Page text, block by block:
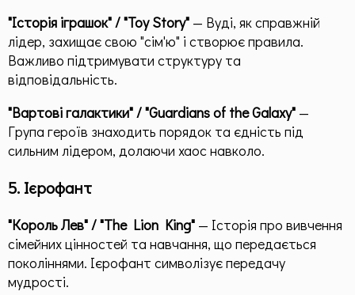
"Історія іграшок" / "Toy Story" — Вуді, як справжній
лідер, захищає свою "сім'ю" і створює правила.
Важливо підтримувати структуру та
відповідальність.
"Вартові галактики" / "Guardians of the Galaxy" —
Група героїв знаходить порядок та єдність під
сильним лідером, долаючи хаос навколо.
5. Ієрофант
"Король Лев" / "The Lion King" — Історія про вивчення
сімейних цінностей та навчання, що передається
поколіннями. Ієрофант символізує передачу
мудрості.